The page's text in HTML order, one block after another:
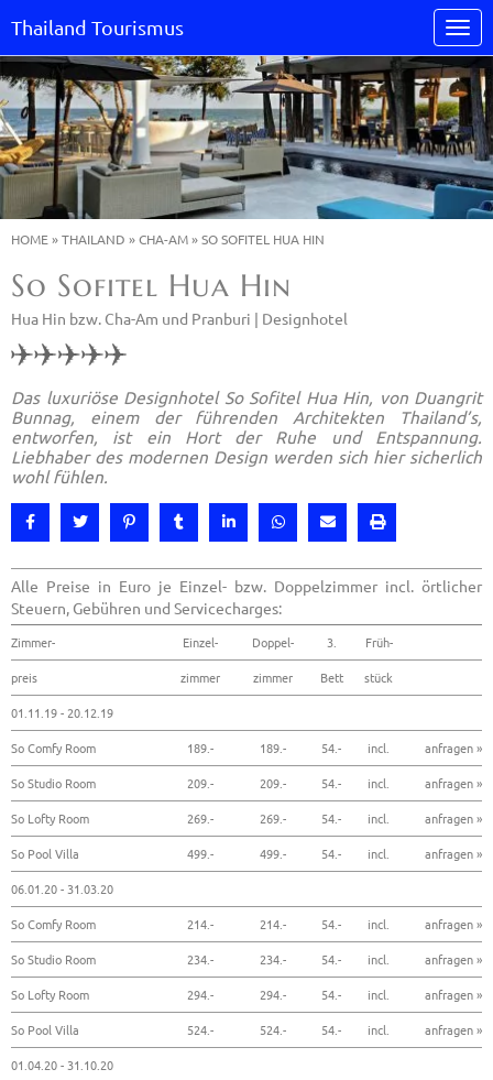
Thailand Tourismus
HOME»THAILAND »CHA-AM»SO SOFITEL HUA HIN
So Sofitel Hua Hin
Hua Hin bzw. Cha-Am und Pranburi | Designhotel
Das luxuriöse Designhotel So Sofitel Hua Hin, von Duangrit
Bunnag, einem der führenden Architekten Thailand’s,
entworfen, ist ein Hort der Ruhe und Entspannung.
Liebhaber des modernen Design werden sich hier sicherlich
wohl fühlen.
Alle Preise in Euro je Einzel- bzw. Doppelzimmer incl. örtlicher
Steuern, Gebühren und Servicecharges:
Zimmer- Einzel- Doppel- 3.
Früh-
preis
zimmer zimmer Bett
stück
01.11.19 - 20.12.19
So Comfy Room
189.- 189.- 54.- incl.
anfragen »
So Studio Room
209.- 209.- 54.- incl.
anfragen »
So Lofty Room
269.- 269.- 54.- incl.
anfragen »
So Pool Villa
499.- 499.- 54.- incl.
anfragen »
06.01.20 - 31.03.20
So Comfy Room
214.- 214.- 54.- incl.
anfragen »
So Studio Room
234.- 234.- 54.- incl.
anfragen »
So Lofty Room
294.- 294.- 54.- incl.
anfragen »
So Pool Villa
524.- 524.- 54.- incl.
anfragen »
01.04.20 - 31.10.20